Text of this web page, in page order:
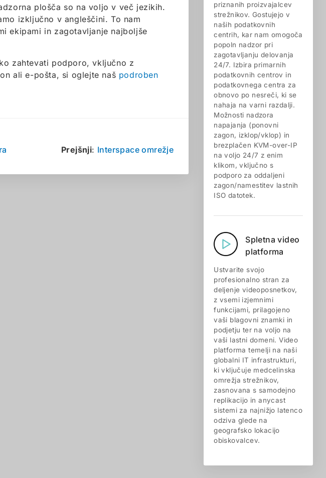
plošča so na voljo v več jezikih.
izključno v angleščini. To nam
ekipami in zagotavljanje najboljše
zahtevati podporo, vključno z
ali e-pošta, si oglejte naš podroben
Prejšnji: Interspace omrežje
priznanih proizvajalcev
strežnikov. Gostujejo v
naših podatkovnih
centrih, kar nam omogoča
popoln nadzor pri
zagotavljanju delovanja
24/7. Izbira primarnih
podatkovnih centrov in
podatkovnega centra za
obnovo po nesreči, ki se
nahaja na varni razdalji.
Možnosti nadzora
napajanja (ponovni
zagon, izklop/vklop) in
brezplačen KVM-over-IP
na voljo 24/7 z enim
klikom, vključno s
podporo za oddaljeni
zagon/namestitev lastnih
ISO datotek.
Spletna video
platforma
Ustvarite svojo
profesionalno stran za
deljenje videoposnetkov,
z vsemi izjemnimi
funkcijami, prilagojeno
vaši blagovni znamki in
podjetju ter na voljo na
vaši lastni domeni. Video
platforma temelji na naši
globalni IT infrastrukturi,
ki vključuje medcelinska
omrežja strežnikov,
zasnovana s samodejno
replikacijo in anycast
sistemi za najnižjo latenco
odziva glede na
geografsko lokacijo
obiskovalcev.